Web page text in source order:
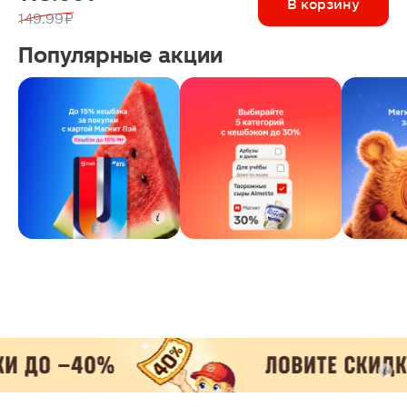
149.99 ₽
В корзину
Популярные акции